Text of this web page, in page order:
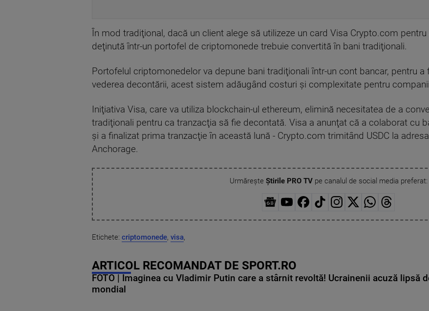
În mod tradiţional, dacă un client alege să utilizeze un card Visa Crypto.com
deţinută într-un portofel de criptomonede trebuie convertită în bani tradiţionali.
Portofelul criptomonedelor va depune bani tradiţionali într-un cont bancar, pentru
vederea decontării, acest sistem adăugând costuri şi complexitate pentru
Iniţiativa Visa, care va utiliza blockchain-ul ethereum, elimină necesitatea de a
tradiţionali pentru ca tranzacţia să fie decontată. Visa a anunţat că a colaborat cu
şi a finalizat prima tranzacţie în această lună - Crypto.com trimitând USDC la
Anchorage.
Urmărește Știrile PRO TVpe canalul de social media preferat:
Etichete: criptomonede, visa,
ARTICOL RECOMANDAT DE SPORT.RO
FOTO | Imaginea cu Vladimir Putin care a stârnit revoltă! Ucrainenii acuză lipsă
mondial